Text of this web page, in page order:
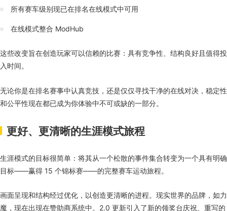
所有赛车级别现已在排名在线模式中可用
在线模式整合 ModHub
这些改变旨在创造玩家可以信赖的比赛：具有竞争性、结构良好且值得投
入时间。
无论你是在排名赛事中认真竞技，还是仅仅寻找干净的在线对决，稳定性
和公平性现在都已成为你体验中不可或缺的一部分。
更好、更清晰的生涯模式旅程
生涯模式的目标很简单：将其从一个松散的事件集合转变为一个具有明确
目标——赢得 15 个锦标赛——的完整赛车运动旅程。
画面呈现和结构经过优化，以创造更清晰的进程。现实世界的品牌，如力
魔，现在出现在赞助商系统中。2.0 更新引入了新的领奖台庆祝、重写的